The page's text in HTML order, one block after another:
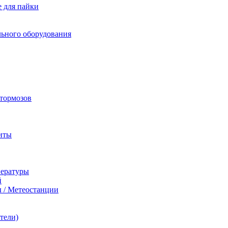
для пайки
оборудования
/ Метеостанции